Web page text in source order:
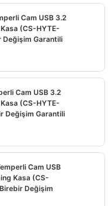
Cam USB 3.2
(CS-HYTE-
Değişim Garantili
Cam USB 3.2
(CS-HYTE-
Değişim Garantili
Cam USB
Kasa (CS-
Değişim